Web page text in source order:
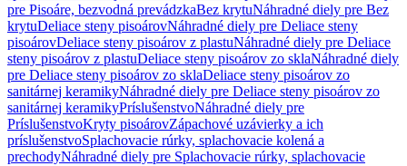
pre Pisoáre, bezvodná prevádzkaBez krytuNáhradné diely pre Bez
krytuDeliace steny pisoárovNáhradné diely pre Deliace steny
pisoárovDeliace steny pisoárov z plastuNáhradné diely pre Deliace
steny pisoárov z plastuDeliace steny pisoárov zo sklaNáhradné diely
pre Deliace steny pisoárov zo sklaDeliace steny pisoárov zo
sanitárnej keramikyNáhradné diely pre Deliace steny pisoárov zo
sanitárnej keramikyPríslušenstvoNáhradné diely pre
PríslušenstvoKryty pisoárovZápachové uzávierky a ich
príslušenstvoSplachovacie rúrky, splachovacie kolená a
prechodyNáhradné diely pre Splachovacie rúrky, splachovacie